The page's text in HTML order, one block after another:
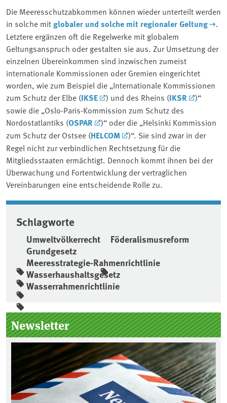
Die Meeresschutzabkommen können wieder unterteilt werden
in solche mitglobaler und solche mit regionaler Geltung
.
Letztere ergänzen oft die Regelwerke mit globalem
Geltungsanspruch oder gestalten sie aus. Zur Umsetzung der
einzelnen Übereinkommen sind inzwischen zumeist
internationale Kommissionen oder Gremien eingerichtet
worden, wie zum Beispiel die „Internationale Kommissionen
zum Schutz der Elbe (IKSE ) und des Rheins (IKSR
)“
sowie die „Oslo-Paris-Kommission zum Schutz des
Nordostatlantiks (OSPAR
)“ oder die „Helsinki Kommission
zum Schutz der Ostsee (HELCOM
)“. Sie sind zwar in der
Regel nicht zur verbindlichen Rechtsetzung für die
Mitgliedsstaaten ermächtigt. Dennoch kommt ihnen bei der
Überwachung und Fortentwicklung der vertraglichen
Vereinbarungen eine entscheidende Rolle zu.
Schlagworte
Umweltvölkerrecht
Föderalismusreform
Grundgesetz
Meeresstrategie-Rahmenrichtlinie
Wasserhaushaltsgesetz
Wasserrahmenrichtlinie
Seitenleiste
Newsletter